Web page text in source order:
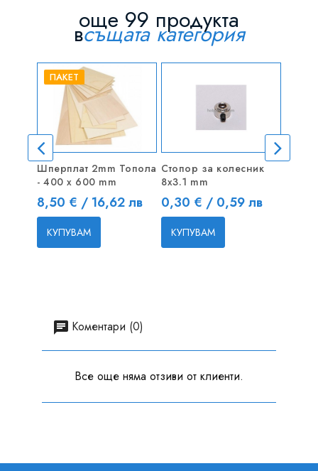
още 99 продукта
всъщата категория
ПАКЕТ
Шперплат 2mm Топола
- 400 x 600 mm
Цена
8,50 € / 16,62 лв
КУПУВАМ
Стопор за колесник
8x3.1 mm
Цена
0,30 € / 0,59 лв
КУПУВАМ
Коментари (0)
Все още няма отзиви от клиенти.